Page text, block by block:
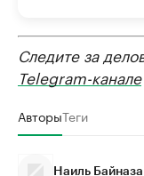
Следите за
Telegram-канале
АвторыТеги
Наиль